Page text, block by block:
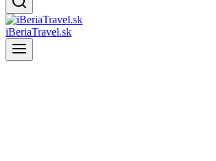
iBeriaTravel.sk